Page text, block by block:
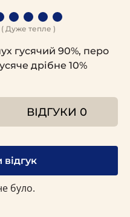
( Дуже тепле )
гусячий 90%, перо
дрібне 10%
ВІДГУКИ 0
було.